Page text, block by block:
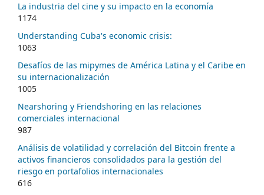
La industria del cine y su impacto en la economía
1174
Understanding Cuba's economic crisis:
1063
Desafíos de las mipymes de América Latina y el Caribe en
su internacionalización
1005
Nearshoring y Friendshoring en las relaciones
comerciales internacional
987
Análisis de volatilidad y correlación del Bitcoin frente a
activos financieros consolidados para la gestión del
riesgo en portafolios internacionales
616